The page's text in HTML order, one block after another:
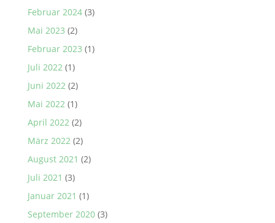
Februar 2024(3)
Mai 2023 (2)
Februar 2023 (1)
Juli 2022(1)
Juni 2022(2)
Mai 2022(1)
April 2022(2)
März 2022(2)
August 2021 (2)
Juli 2021 (3)
Januar 2021 (1)
September 2020(3)